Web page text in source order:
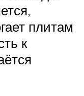
плитам
к